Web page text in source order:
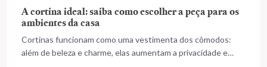
A cortina ideal: saiba como escolher a peça para os
ambientes da casa
Cortinas funcionam como uma vestimenta dos cômodos:
além de beleza e charme, elas aumentam a privacidade e